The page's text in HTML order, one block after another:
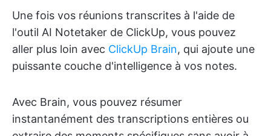
Une fois vos réunions transcrites à l'aide de
l'outil AI Notetaker de ClickUp, vous pouvez
aller plus loin avec ClickUp Brain, qui ajoute une
puissante couche d'intelligence à vos notes.
Avec Brain, vous pouvez résumer
instantanément des transcriptions entières ou